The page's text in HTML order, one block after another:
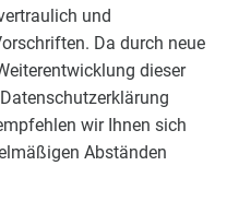
und
Da durch neue
dieser
wir Ihnen sich
Abständen